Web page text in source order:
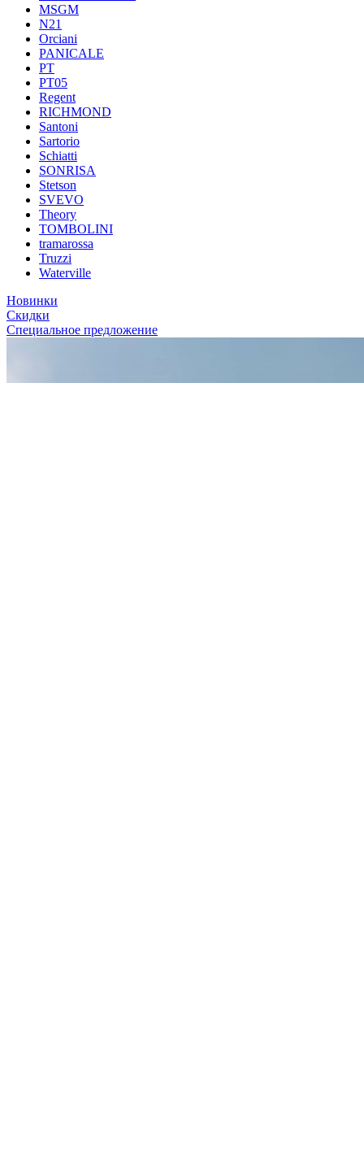
MSGM
N21
Orciani
PANICALE
PT
PT05
Regent
RICHMOND
Santoni
Sartorio
Schiatti
SONRISA
Stetson
SVEVO
Theory
TOMBOLINI
tramarossa
Truzzi
Waterville
Новинки
Скидки
Специальное предложение